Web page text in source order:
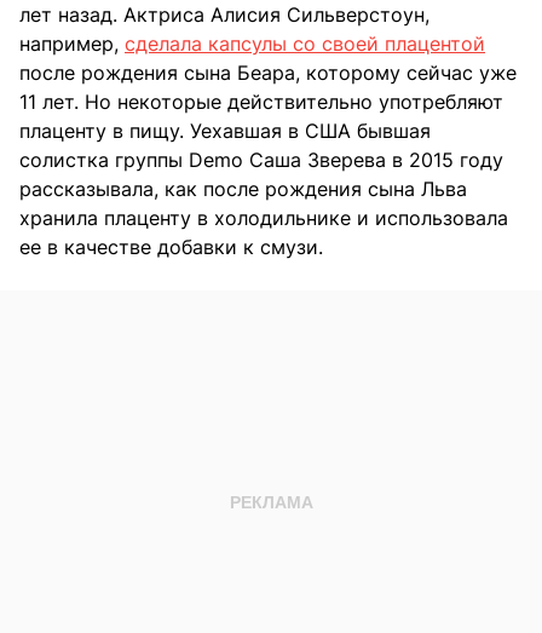
лет назад. Актриса Алисия Сильверстоун,
например, сделала капсулы со своей плацентой
после рождения сына Беара, которому сейчас уже
11 лет. Но некоторые действительно употребляют
плаценту в пищу. Уехавшая в США бывшая
солистка группы Demo Саша Зверева в 2015 году
рассказывала, как после рождения сына Льва
хранила плаценту в холодильнике и использовала
ее в качестве добавки к смузи.